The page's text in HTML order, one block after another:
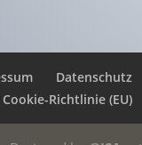
Datenschutz
Cookie-Richtlinie (EU)